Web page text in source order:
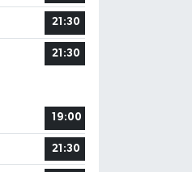
21:30
21:30
19:00
21:30